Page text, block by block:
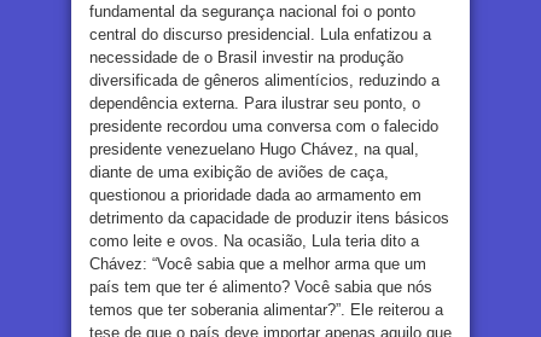
fundamental da segurança nacional foi o ponto
central do discurso presidencial. Lula enfatizou a
necessidade de o Brasil investir na produção
diversificada de gêneros alimentícios, reduzindo a
dependência externa. Para ilustrar seu ponto, o
presidente recordou uma conversa com o falecido
presidente venezuelano Hugo Chávez, na qual,
diante de uma exibição de aviões de caça,
questionou a prioridade dada ao armamento em
detrimento da capacidade de produzir itens básicos
como leite e ovos. Na ocasião, Lula teria dito a
Chávez: “Você sabia que a melhor arma que um
país tem que ter é alimento? Você sabia que nós
temos que ter soberania alimentar?”. Ele reiterou a
tese de que o país deve importar apenas aquilo que